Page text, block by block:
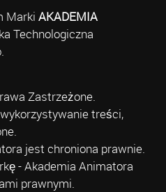
Marki AKADEMIA
Technologiczna
Zastrzeżone.
treści,
jest chroniona prawnie.
- Akademia Animatora
prawnymi.